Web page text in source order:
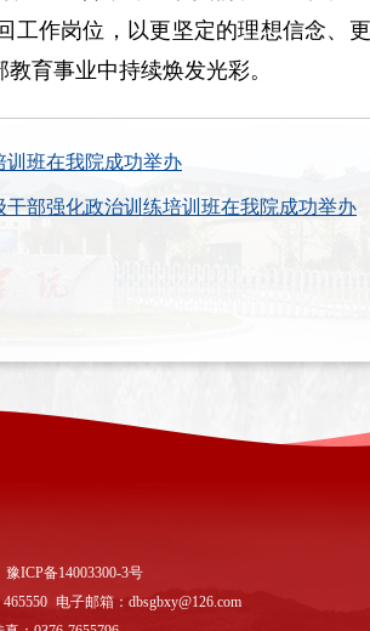
工作岗位，以更坚定的理想信念、
育事业中持续焕发光彩。
训班在我院成功举办
部强化政治训练培训班在我院成功举办
豫ICP备14003300-3号
电子邮箱：dbsgbxy@126.com